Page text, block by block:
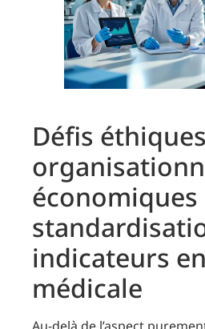
Défis
économiques
indicateurs
médicale